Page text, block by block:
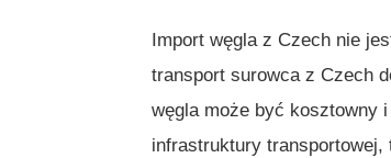
Import węgla z Czech nie
transport surowca z Czech
węgla może być kosztowny
infrastruktury